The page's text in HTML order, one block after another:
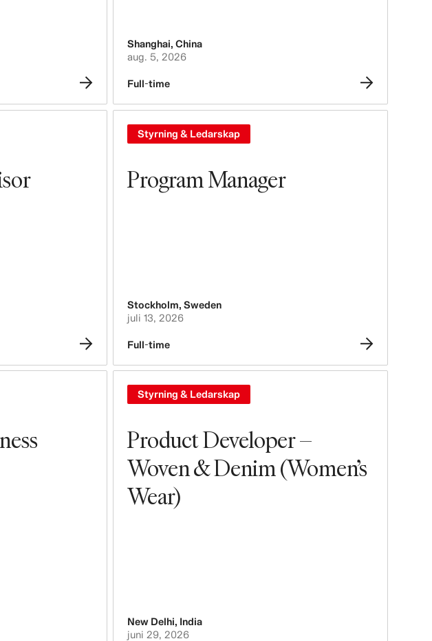
Shanghai, China
aug. 5, 2026
Full-time
Program Manager
Styrning & Ledarskap
Stockholm, Sweden
juli 13, 2026
Full-time
Product Developer –
Woven & Denim (Women’s
Wear)
Styrning & Ledarskap
New Delhi, India
juni 29, 2026